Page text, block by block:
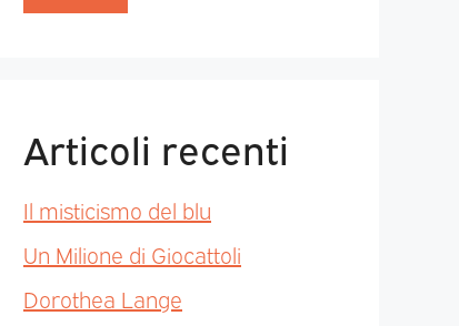
Articoli recenti
Il misticismo del blu
Un Milione di Giocattoli
Dorothea Lange